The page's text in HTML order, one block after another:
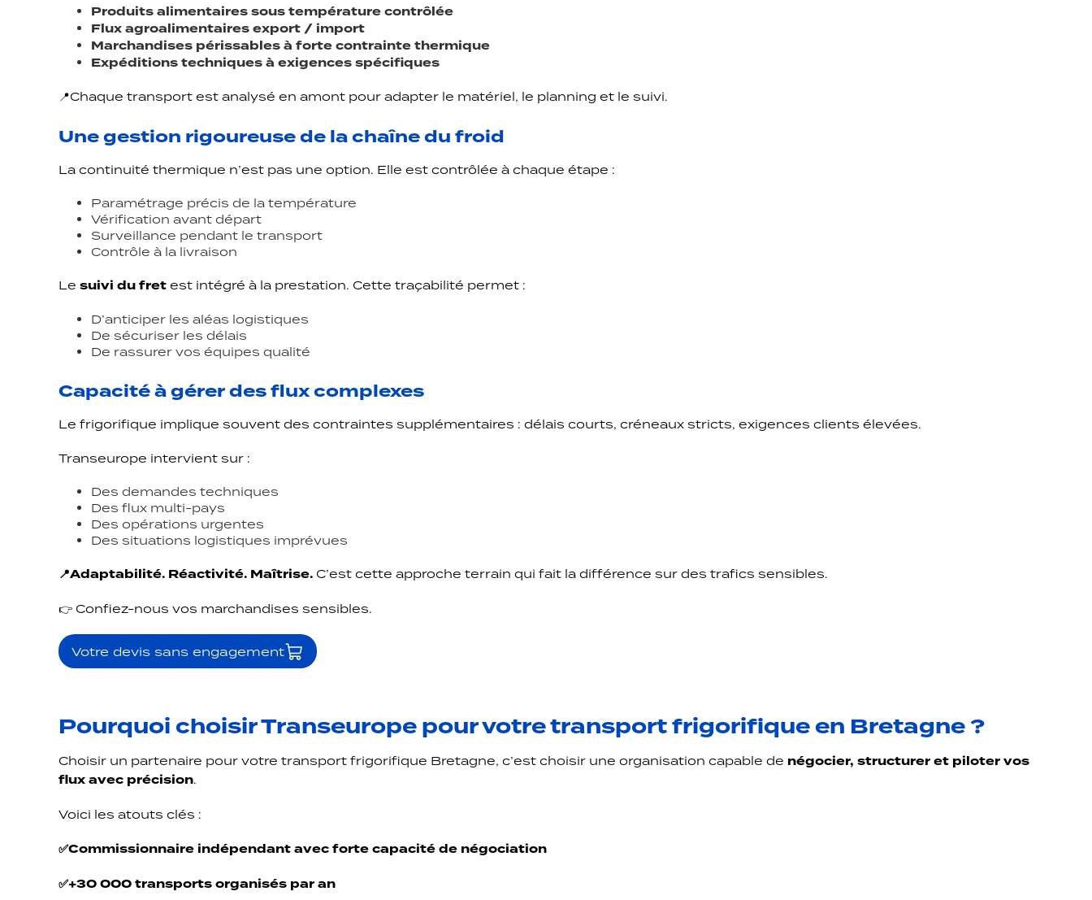
Produits alimentaires sous température contrôlée
Flux agroalimentaires export / import
Marchandises périssables à forte contrainte thermique
Expéditions techniques à exigences spécifiques
📍Chaque transport est analysé en amont pour adapter le matériel, le planning et le suivi.
Une gestion rigoureuse de la chaîne du froid
La continuité thermique n’est pas une option. Elle est contrôlée à chaque étape :
Paramétrage précis de la température
Vérification avant départ
Surveillance pendant le transport
Contrôle à la livraison
Le suivi du fret est intégré à la prestation. Cette traçabilité permet :
D’anticiper les aléas logistiques
De sécuriser les délais
De rassurer vos équipes qualité
Capacité à gérer des flux complexes
Le frigorifique implique souvent des contraintes supplémentaires : délais courts, créneaux stricts, exigences clients élevées.
Transeurope intervient sur :
Des demandes techniques
Des flux multi-pays
Des opérations urgentes
Des situations logistiques imprévues
📍Adaptabilité. Réactivité. Maîtrise. C’est cette approche terrain qui fait la différence sur des trafics sensibles.
👉 Confiez-nous vos marchandises sensibles.
Votre devis sans engagement
Pourquoi choisir Transeurope pour votre transport frigorifique en Bretagne ?
Choisir un partenaire pour votre transport frigorifique Bretagne, c’est choisir une organisation capable de négocier, structurer et piloter vos
flux avec précision.
Voici les atouts clés :
✅Commissionnaire indépendant avec forte capacité de négociation
✅+30 000 transports organisés par an